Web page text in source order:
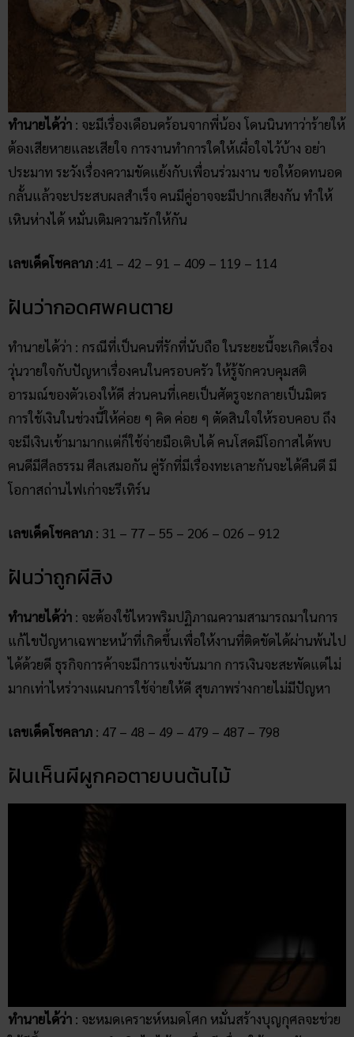
ทำนายได้ว่า : จะมีเรื่องเดือนดร้อนจากพี่น้อง โดนนินทาว่าร้ายให้
ต้องเสียหายและเสียใจ การงานทำการใดให้เผื่อใจไว้บ้าง อย่า
ประมาท ระวังเรื่องความขัดแย้งกับเพื่อนร่วมงาน ขอให้อดทนอด
กลั้นแล้วจะประสบผลสำเร็จ คนมีคู่อาจจะมีปากเสียงกัน ทำให้
เหินห่างได้ หมั่นเติมความรักให้กัน
เลขเด็ดโชคลาภ :41 – 42 – 91 – 409 – 119 – 114
ฝันว่ากอดศพคนตาย
ทำนายได้ว่า : กรณีที่เป็นคนที่รักที่นับถือ ในระยะนี้จะเกิดเรื่อง
วุ่นวายใจกับปัญหาเรื่องคนในครอบครัว ให้รู้จักควบคุมสติ
อารมณ์ของตัวเองให้ดี ส่วนคนที่เคยเป็นศัตรูจะกลายเป็นมิตร
การใช้เงินในช่วงนี้ให้ค่อย ๆ คิด ค่อย ๆ ตัดสินใจให้รอบคอบ ถึง
จะมีเงินเข้ามามากแต่ก็ใช้จ่ายมือเติบได้ คนโสดมีโอกาสได้พบ
คนดีมีศีลธรรม ศีลเสมอกัน คู่รักที่มีเรื่องทะเลาะกันจะได้คืนดี มี
โอกาสถ่านไฟเก่าจะรีเทิร์น
เลขเด็ดโชคลาภ : 31 – 77 – 55 – 206 – 026 – 912
ฝันว่าถูกผีสิง
ทำนายได้ว่า : จะต้องใช้ไหวพริมปฏิภาณความสามารถมาในการ
แก้ไขปัญหาเฉพาะหน้าที่เกิดขึ้นเพื่อให้งานที่ติดขัดได้ผ่านพ้นไป
ได้ด้วยดี ธุรกิจการค้าจะมีการแข่งขันมาก การเงินจะสะพัดแต่ไม่
มากเท่าไหร่วางแผนการใช้จ่ายให้ดี สุขภาพร่างกายไม่มีปัญหา
เลขเด็ดโชคลาภ : 47 – 48 – 49 – 479 – 487 – 798
ฝันเห็นผีผูกคอตายบนต้นไม้
ทำนายได้ว่า : จะหมดเคราะห์หมดโศก หมั่นสร้างบุญกุศลจะช่วย